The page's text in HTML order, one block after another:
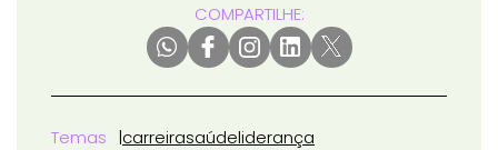
COMPARTILHE:
Temas carreirasaúdeliderança